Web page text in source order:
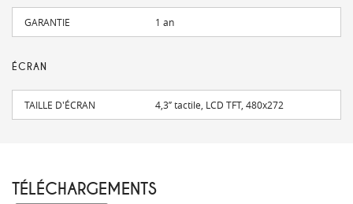
GARANTIE 1 an
ÉCRAN
TAILLE D'ÉCRAN 4,3’’ tactile, LCD TFT, 480x272
TÉLÉCHARGEMENTS